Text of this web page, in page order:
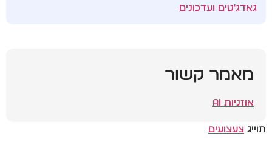
גאדג'טים ועדכונים
מאמר קשור
אוזניות AI
תוייג צעצועים